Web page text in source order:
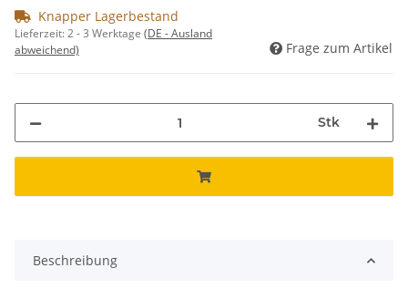
Knapper Lagerbestand
Lieferzeit:2 - 3 Werktage (DE - Ausland
abweichend)
Frage zum Artikel
Stk
Beschreibung